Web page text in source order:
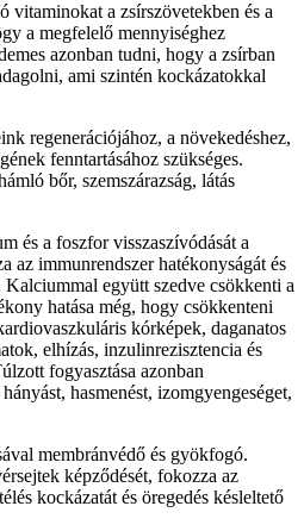
vitaminokat a zsírszövetekben és a
a megfelelő mennyiséghez
azonban tudni, hogy a zsírban
ami szintén kockázatokkal
regenerációjához, a növekedéshez,
fenntartásához szükséges.
bőr, szemszárazság, látás
és a foszfor visszaszívódását a
az immunrendszer hatékonyságát és
Kalciummal együtt szedve csökkenti a
hatása még, hogy csökkenteni
kórképek, daganatos
elhízás, inzulinrezisztencia és
fogyasztása azonban
hasmenést, izomgyengeséget,
membránvédő és gyökfogó.
képződését, fokozza az
kockázatát és öregedés késleltető